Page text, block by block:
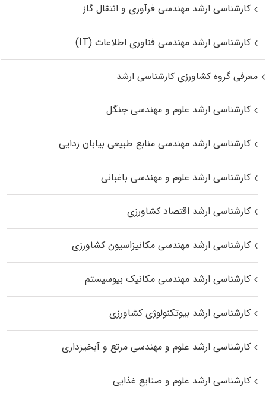
کارشناسی ارشد مهندسی فرآوری و انتقال گاز
کارشناسی ارشد مهندسی فناوری اطلاعات (IT)
معرفی گروه کشاورزی کارشناسی ارشد
کارشناسی ارشد علوم و مهندسی جنگل
کارشناسی ارشد مهندسی منابع طبیعی بیابان زدایی
کارشناسی ارشد علوم و مهندسی باغبانی
کارشناسی ارشد اقتصاد کشاورزی
کارشناسی ارشد مهندسی مکانیزاسیون کشاورزی
کارشناسی ارشد مهندسی مکانیک بیوسیستم
کارشناسی ارشد بیوتکنولوژی کشاورزی
کارشناسی ارشد علوم و مهندسی مرتع و آبخیزداری
کارشناسی ارشد علوم و صنایع غذایی